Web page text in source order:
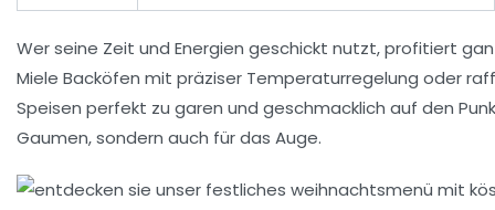
Wer seine Zeit und Energien geschickt nutzt, profitiert
Miele Backöfen mit präziser Temperaturregelung oder
Speisen perfekt zu garen und geschmacklich auf den
Gaumen, sondern auch für das Auge.